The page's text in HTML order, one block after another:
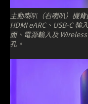
主動喇叭（右喇叭）機
HDMI eARC、USB-C 輸
面、電源輸入及
孔。